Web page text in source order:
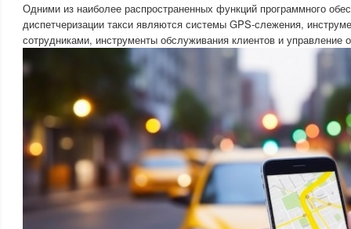
Одними из наиболее распространенных функций программного
диспетчеризации такси являются системы GPS-слежения,
сотрудниками, инструменты обслуживания клиентов и управление